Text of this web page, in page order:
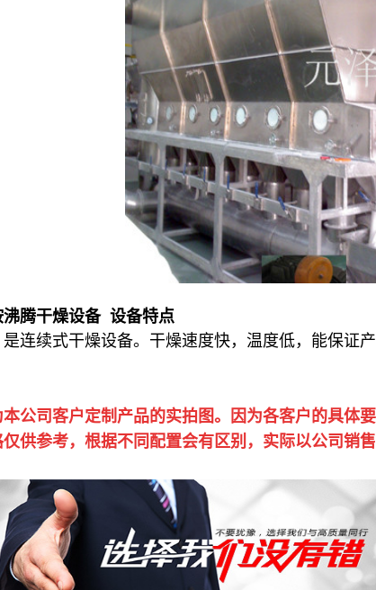
腾干燥设备 设备特点
连续式干燥设备。干燥速度快，温度低，能保证
公司客户定制产品的实拍图。因为各客户的具体
供参考，根据不同配置会有区别，实际以公司销